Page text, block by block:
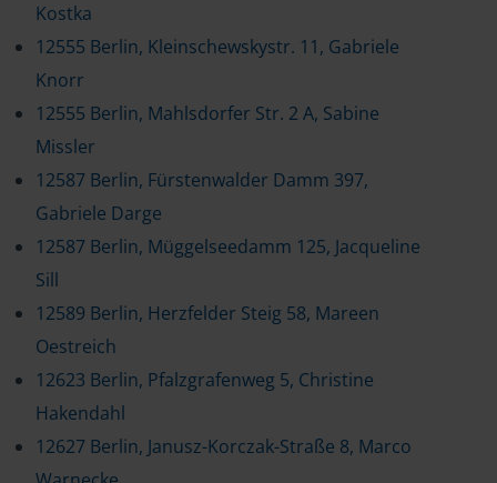
Kostka
12555 Berlin, Kleinschewskystr. 11, Gabriele
Knorr
12555 Berlin, Mahlsdorfer Str. 2 A, Sabine
Missler
12587 Berlin, Fürstenwalder Damm 397,
Gabriele Darge
12587 Berlin, Müggelseedamm 125, Jacqueline
Sill
12589 Berlin, Herzfelder Steig 58, Mareen
Oestreich
12623 Berlin, Pfalzgrafenweg 5, Christine
Hakendahl
12627 Berlin, Janusz-Korczak-Straße 8, Marco